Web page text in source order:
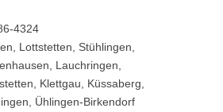
4324
Lottstetten, Stühlingen,
Lauchringen,
Klettgau, Küssaberg,
Ühlingen-Birkendorf